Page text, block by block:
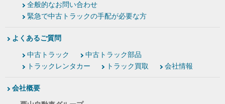
全般的なお問い合わせ
緊急で中古トラックの手配が必要な方
よくあるご質問
中古トラック
中古トラック部品
トラックレンタカー
トラック買取 会社情報
会社概要